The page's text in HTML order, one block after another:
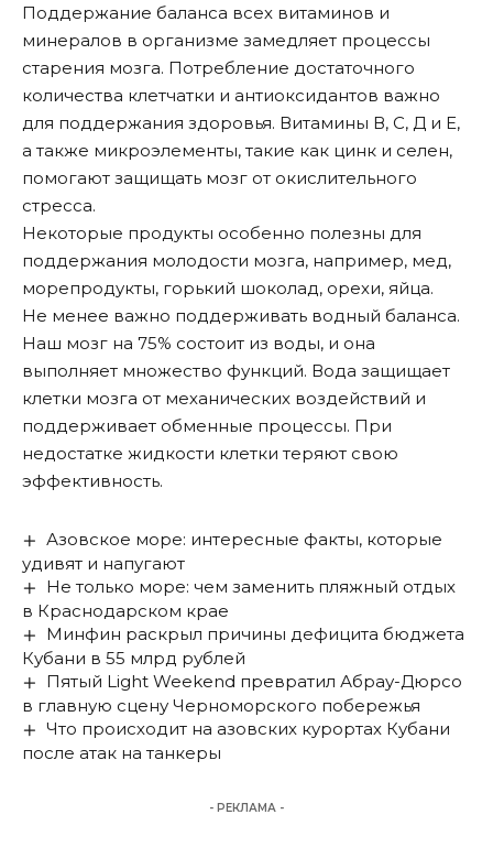
Поддержание баланса всех витаминов и
минералов в организме замедляет процессы
старения мозга. Потребление достаточного
количества клетчатки и антиоксидантов важно
для поддержания здоровья. Витамины В, С, Д и Е,
а также микроэлементы, такие как цинк и селен,
помогают защищать мозг от окислительного
стресса.
Некоторые продукты особенно полезны для
поддержания молодости мозга, например, мед,
морепродукты, горький шоколад, орехи, яйца.
Не менее важно поддерживать водный баланса.
Наш мозг на 75% состоит из воды, и она
выполняет множество функций. Вода защищает
клетки мозга от механических воздействий и
поддерживает обменные процессы. При
недостатке жидкости клетки теряют свою
эффективность.
Азовское море: интересные факты, которые
удивят и напугают
Не только море: чем заменить пляжный отдых
в Краснодарском крае
Минфин раскрыл причины дефицита бюджета
Кубани в 55 млрд рублей
Пятый Light Weekend превратил Абрау-Дюрсо
в главную сцену Черноморского побережья
Что происходит на азовских курортах Кубани
после атак на танкеры
- РЕКЛАМА -